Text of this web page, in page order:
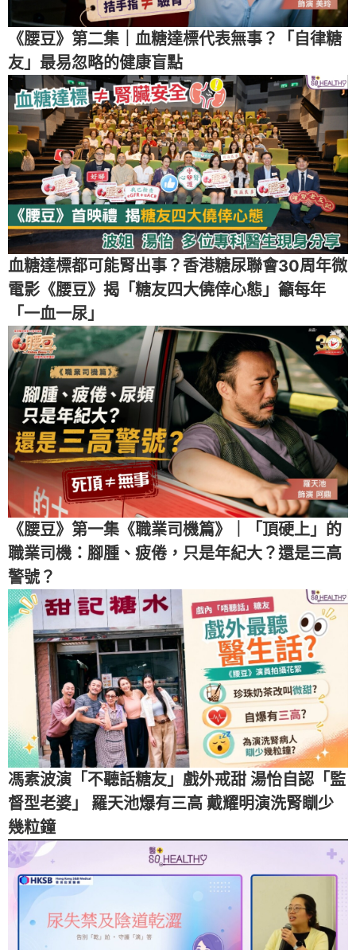
《腰豆》第二集｜血糖達標代表無事？「自律糖
友」最易忽略的健康盲點
血糖達標都可能腎出事？香港糖尿聯會30周年微
電影《腰豆》揭「糖友四大僥倖心態」籲每年
「一血一尿」
《腰豆》第一集《職業司機篇》｜「頂硬上」的
職業司機：腳腫、疲倦，只是年紀大？還是三高
警號？
馮素波演「不聽話糖友」戲外戒甜 湯怡自認「監
督型老婆」 羅天池爆有三高 戴耀明演洗腎瞓少
幾粒鐘